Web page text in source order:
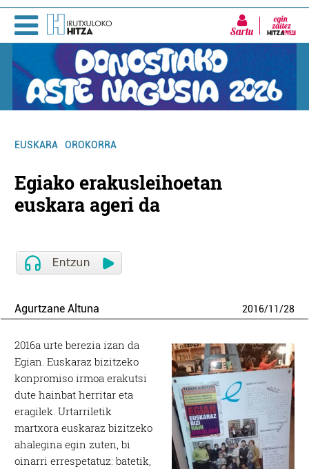
Sartu
EUSKARA OROKORRA
Egiako erakusleihoetan
euskara ageri da
Agurtzane Altuna 2016/11/28
2016a urte berezia izan da
Egian. Euskaraz bizitzeko
konpromiso irmoa erakutsi
dute hainbat herritar eta
eragilek. Urtarriletik
martxora euskaraz bizitzeko
ahalegina egin zuten, bi
oinarri errespetatuz: batetik,